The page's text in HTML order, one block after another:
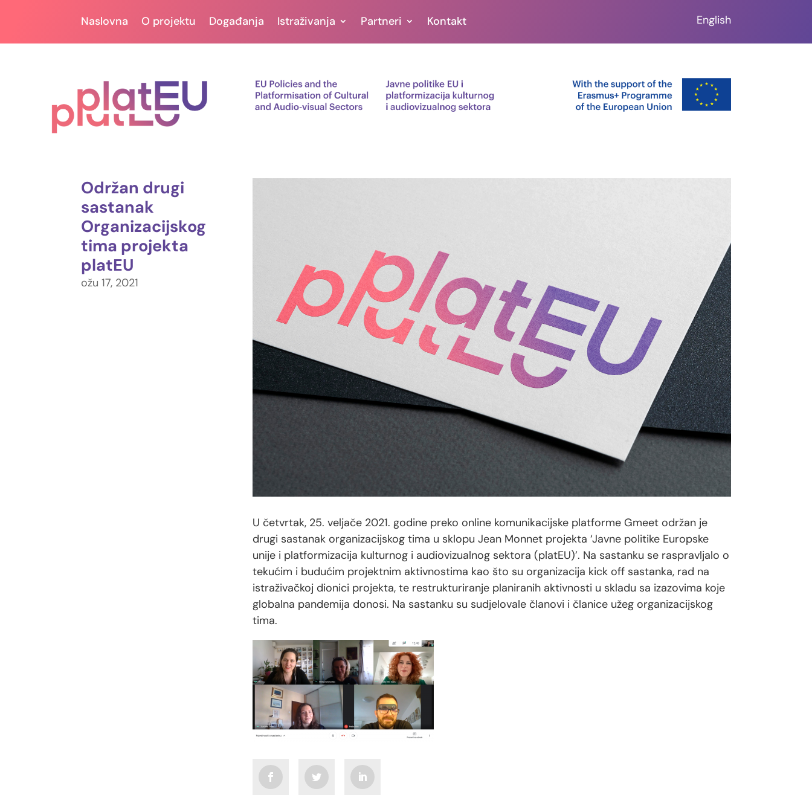
Naslovna O projektu Događanja Istraživanja Partneri Kontakt English
Održan drugi
sastanak
Organizacijskog
tima projekta
platEU
ožu 17, 2021
U četvrtak, 25. veljače 2021. godine preko online komunikacijske platforme Gmeet održan je
drugi sastanak organizacijskog tima u sklopu Jean Monnet projekta ‘Javne politike Europske
unije i platformizacija kulturnog i audiovizualnog sektora (platEU)’. Na sastanku se raspravljalo o
tekućim i budućim projektnim aktivnostima kao što su organizacija kick off sastanka, rad na
istraživačkoj dionici projekta, te restrukturiranje planiranih aktivnosti u skladu sa izazovima koje
globalna pandemija donosi. Na sastanku su sudjelovale članovi i članice užeg organizacijskog
tima.